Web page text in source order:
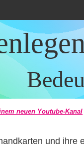
neuen Youtube-Kanal
und ihre